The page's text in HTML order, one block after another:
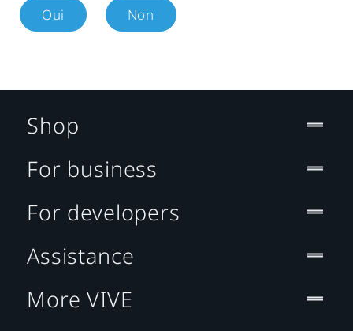
Oui Non
Shop
For business
For developers
Assistance
More VIVE